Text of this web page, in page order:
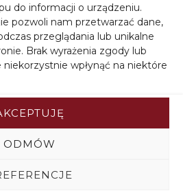
do informacji o urządzeniu.
pozwoli nam przetwarzać dane,
przeglądania lub unikalne
Brak wyrażenia zgody lub
wpłynąć na niektóre
ODMÓW